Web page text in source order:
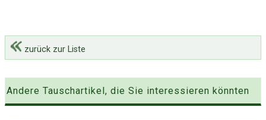
zurück zur Liste
Andere Tauschartikel, die Sie interessieren könnten